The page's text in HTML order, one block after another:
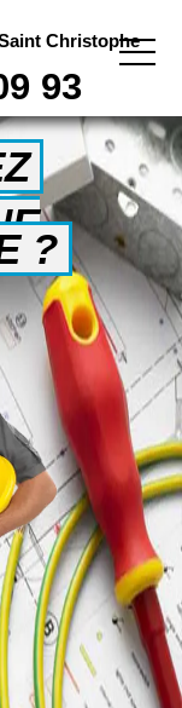
Christophe
93
?